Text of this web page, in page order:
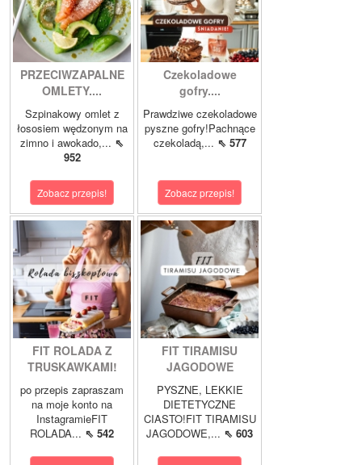
PRZECIWZAPALNE
OMLETY....
Szpinakowy omlet z
łososiem wędzonym na
zimno i awokado,... ⇖
952
Zobacz przepis!
Czekoladowe
gofry....
Prawdziwe czekoladowe
pyszne gofry!Pachnące
czekoladą,... ⇖ 577
Zobacz przepis!
FIT ROLADA Z
TRUSKAWKAMI!
po przepis zapraszam
na moje konto na
InstagramieFIT
ROLADA... ⇖ 542
FIT TIRAMISU
JAGODOWE
PYSZNE, LEKKIE
DIETETYCZNE
CIASTO!FIT TIRAMISU
JAGODOWE,... ⇖ 603